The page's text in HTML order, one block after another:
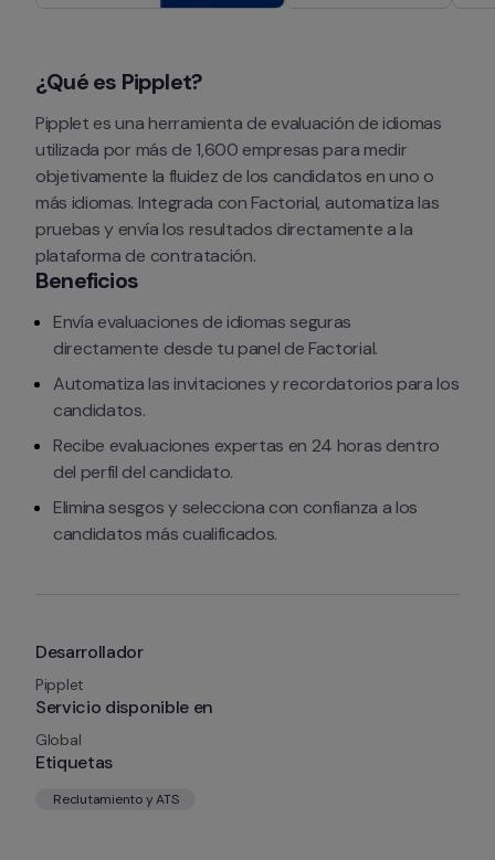
Desarrollador
Pipplet
Servicio disponible en
Global
Etiquetas
Reclutamiento y ATS
¿Qué es Pipplet?
Pipplet es una herramienta de evaluación de idiomas
utilizada por más de 1,600 empresas para medir
objetivamente la fluidez de los candidatos en uno o
más idiomas. Integrada con Factorial, automatiza las
pruebas y envía los resultados directamente a la
plataforma de contratación.
Beneficios
Envía evaluaciones de idiomas seguras
directamente desde tu panel de Factorial.
Automatiza las invitaciones y recordatorios para los
candidatos.
Recibe evaluaciones expertas en 24 horas dentro
del perfil del candidato.
Elimina sesgos y selecciona con confianza a los
candidatos más cualificados.